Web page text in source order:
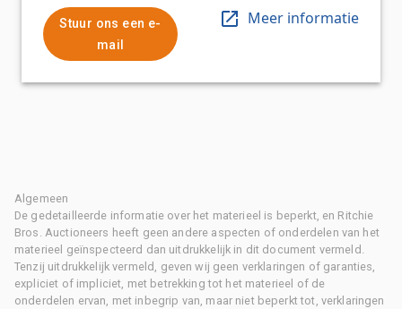
Stuur ons een e-
mail
Meer informatie
Algemeen
De gedetailleerde informatie over het materieel is beperkt, en Ritchie
Bros. Auctioneers heeft geen andere aspecten of onderdelen van het
materieel geïnspecteerd dan uitdrukkelijk in dit document vermeld.
Tenzij uitdrukkelijk vermeld, geven wij geen verklaringen of garanties,
expliciet of impliciet, met betrekking tot het materieel of de
onderdelen ervan, met inbegrip van, maar niet beperkt tot, verklaringen